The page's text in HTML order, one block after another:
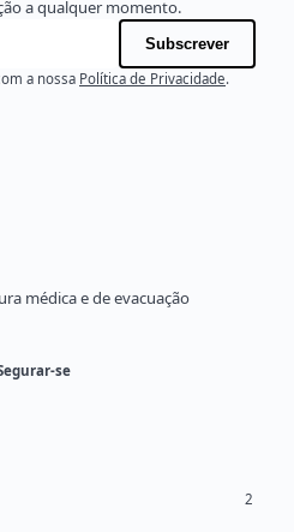
a qualquer momento.
Subscrever
a nossa Política de Privacidade.
médica e de evacuação
se
2